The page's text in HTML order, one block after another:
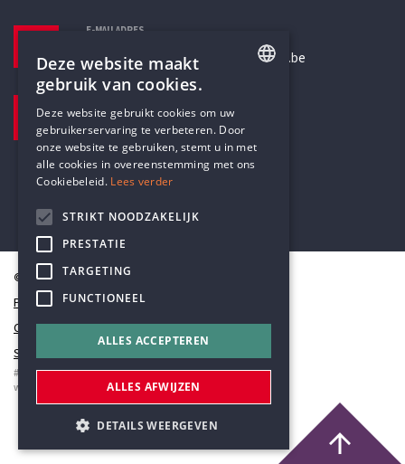
E-MAILADRES
secretariaat@humanistischverbond.be
Pottenbrug 4
Antwerpen, 2000
© Humanistisch Verbond 2026
Privacy
Cookiestatement
Sitemap
#codedwithlove byCodelines
webapplicaties
mobiele apps&maatwerk websites
DUTCH
Deze website maakt
gebruik van cookies.
Deze website gebruikt cookies om uw
gebruikerservaring te verbeteren. Door
onze website te gebruiken, stemt u in met
alle cookies in overeenstemming met ons
Cookiebeleid. Lees verder
STRIKT NOODZAKELIJK
PRESTATIE
TARGETING
FUNCTIONEEL
ALLES ACCEPTEREN
ALLES AFWIJZEN
DETAILS WEERGEVEN